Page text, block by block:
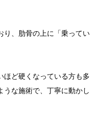
り、肋骨の上に「乗ってい
ほど硬くなっている方も多
うな施術で、丁寧に動かし